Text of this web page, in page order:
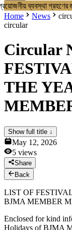
Home
About BJMA
About Us
Secretariat & Staff
Members List
News & Notices
News & Notices
Media Gallery
Contact Us
ব্যবস্থা
Home News
circular
Circular
THE
Show full title ↓
May 12, 2026
5 views
Share
Back
LIST OF
BJMA MEMBER
Enclosed for kind
Holidays of BJMA